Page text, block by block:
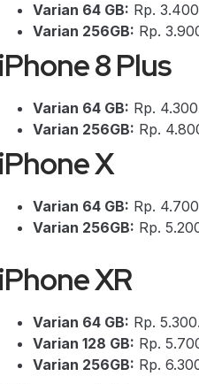
Varian 64 GB: Rp.
Varian 256GB: Rp.
iPhone 8 Plus
Varian 64 GB: Rp.
Varian 256GB: Rp.
iPhone X
Varian 64 GB: Rp.
Varian 256GB: Rp.
iPhone XR
Varian 64 GB: Rp.
Varian 128 GB: Rp.
Varian 256GB: Rp.